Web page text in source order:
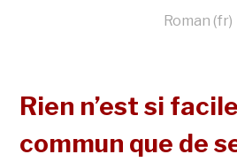
Roman (fr)
Rien n’est si
commun que de